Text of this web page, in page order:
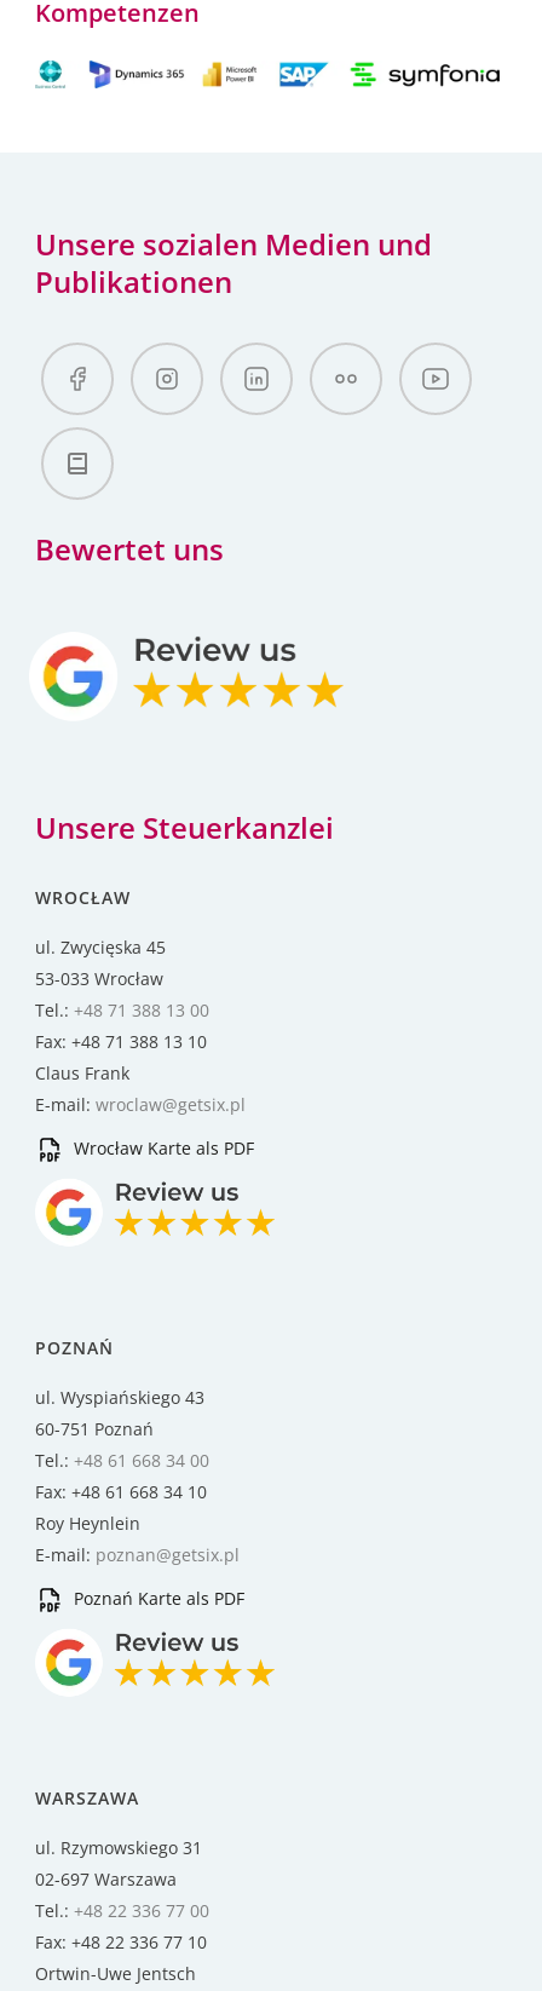
Kompetenzen
Unsere sozialen Medien und
Publikationen
Bewertet uns
Unsere Steuerkanzlei
WROCŁAW
ul. Zwycięska 45
53-033 Wrocław
Tel.: +48 71 388 13 00
Fax: +48 71 388 13 10
Claus Frank
E-mail: wroclaw@getsix.pl
Wrocław Karte als PDF
POZNAŃ
ul. Wyspiańskiego 43
60-751 Poznań
Tel.: +48 61 668 34 00
Fax: +48 61 668 34 10
Roy Heynlein
E-mail: poznan@getsix.pl
Poznań Karte als PDF
WARSZAWA
ul. Rzymowskiego 31
02-697 Warszawa
Tel.: +48 22 336 77 00
Fax: +48 22 336 77 10
Ortwin-Uwe Jentsch